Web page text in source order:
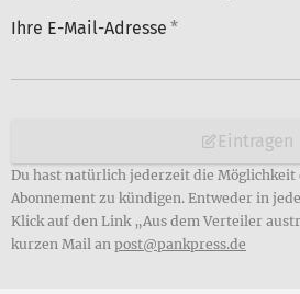
Ihre E-Mail-Adresse *
Eintragen
Du hast natürlich jederzeit die
Abonnement zu kündigen. Entweder in
Klick auf den Link „Aus dem Verteiler
kurzen Mail an post@pankpress.de